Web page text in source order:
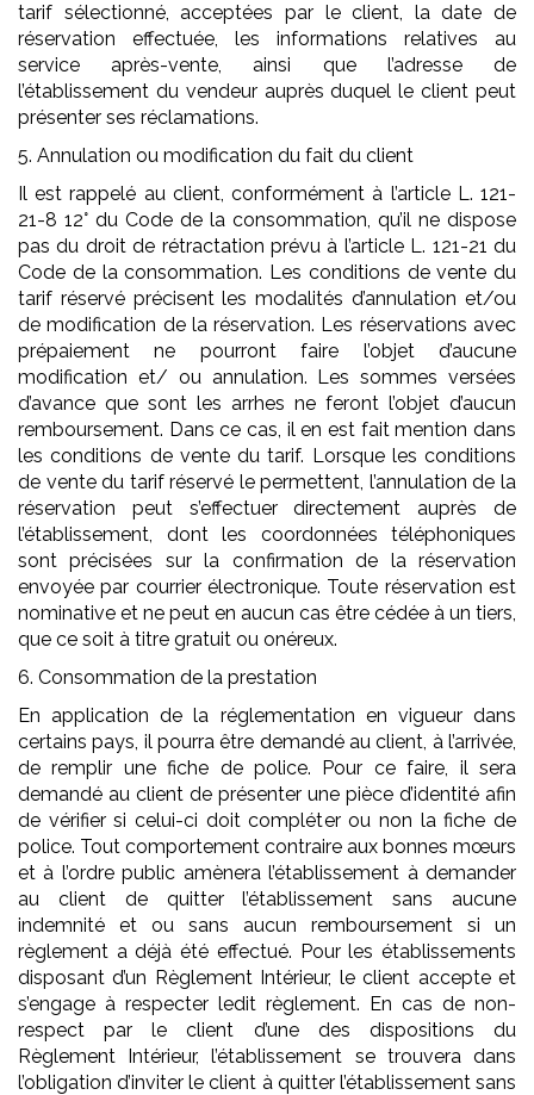
tarif sélectionné, acceptées par le client, la date de
réservation effectuée, les informations relatives au
service après-vente, ainsi que l’adresse de
l’établissement du vendeur auprès duquel le client peut
présenter ses réclamations.
5. Annulation ou modification du fait du client
Il est rappelé au client, conformément à l’article L. 121-
21-8 12° du Code de la consommation, qu’il ne dispose
pas du droit de rétractation prévu à l’article L. 121-21 du
Code de la consommation. Les conditions de vente du
tarif réservé précisent les modalités d’annulation et/ou
de modification de la réservation. Les réservations avec
prépaiement ne pourront faire l’objet d’aucune
modification et/ ou annulation. Les sommes versées
d’avance que sont les arrhes ne feront l’objet d’aucun
remboursement. Dans ce cas, il en est fait mention dans
les conditions de vente du tarif. Lorsque les conditions
de vente du tarif réservé le permettent, l’annulation de la
réservation peut s’effectuer directement auprès de
l’établissement, dont les coordonnées téléphoniques
sont précisées sur la confirmation de la réservation
envoyée par courrier électronique. Toute réservation est
nominative et ne peut en aucun cas être cédée à un tiers,
que ce soit à titre gratuit ou onéreux.
6. Consommation de la prestation
En application de la réglementation en vigueur dans
certains pays, il pourra être demandé au client, à l’arrivée,
de remplir une fiche de police. Pour ce faire, il sera
demandé au client de présenter une pièce d’identité afin
de vérifier si celui-ci doit compléter ou non la fiche de
police. Tout comportement contraire aux bonnes mœurs
et à l’ordre public amènera l’établissement à demander
au client de quitter l’établissement sans aucune
indemnité et ou sans aucun remboursement si un
règlement a déjà été effectué. Pour les établissements
disposant d’un Règlement Intérieur, le client accepte et
s’engage à respecter ledit règlement. En cas de non-
respect par le client d’une des dispositions du
Règlement Intérieur, l’établissement se trouvera dans
l’obligation d’inviter le client à quitter l’établissement sans